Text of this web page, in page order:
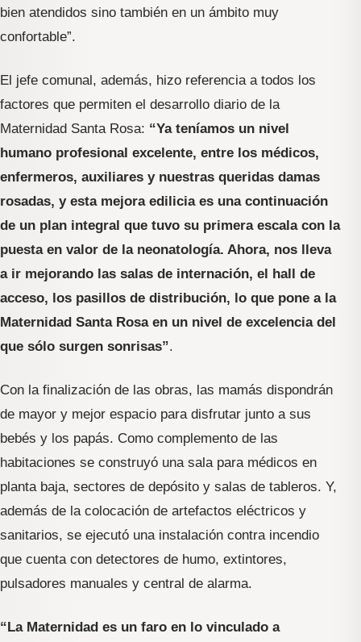
bien atendidos sino también en un ámbito muy
confortable”.
El jefe comunal, además, hizo referencia a todos los
factores que permiten el desarrollo diario de la
Maternidad Santa Rosa: “Ya teníamos un nivel
humano profesional excelente, entre los médicos,
enfermeros, auxiliares y nuestras queridas damas
rosadas, y esta mejora edilicia es una continuación
de un plan integral que tuvo su primera escala con la
puesta en valor de la neonatología. Ahora, nos lleva
a ir mejorando las salas de internación, el hall de
acceso, los pasillos de distribución, lo que pone a la
Maternidad Santa Rosa en un nivel de excelencia del
que sólo surgen sonrisas”.
Con la finalización de las obras, las mamás dispondrán
de mayor y mejor espacio para disfrutar junto a sus
bebés y los papás. Como complemento de las
habitaciones se construyó una sala para médicos en
planta baja, sectores de depósito y salas de tableros. Y,
además de la colocación de artefactos eléctricos y
sanitarios, se ejecutó una instalación contra incendio
que cuenta con detectores de humo, extintores,
pulsadores manuales y central de alarma.
“La Maternidad es un faro en lo vinculado a